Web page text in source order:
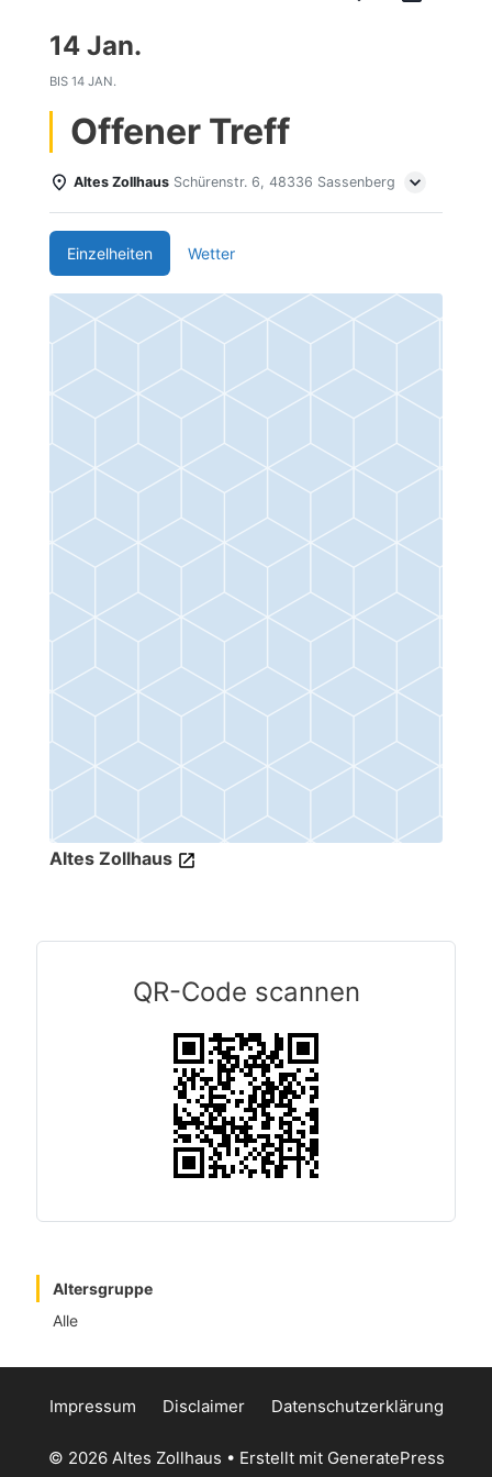
14 Jan.
BIS 14 JAN.
Offener Treff
Altes Zollhaus Schürenstr. 6, 48336 Sassenberg
Einzelheiten Wetter
Altes Zollhaus
QR-Code scannen
Altersgruppe
Alle
Impressum Disclaimer Datenschutzerklärung
© 2026 Altes Zollhaus • Erstellt mit GeneratePress